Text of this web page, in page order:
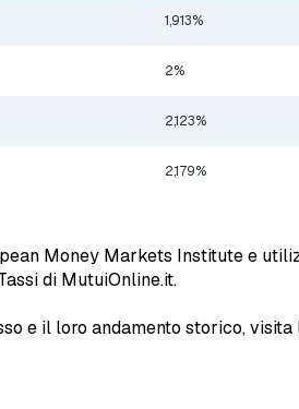
1,913%
2%
2,123%
2,179%
Money Markets Institute e
di MutuiOnline.it.
e il loro andamento storico, visita